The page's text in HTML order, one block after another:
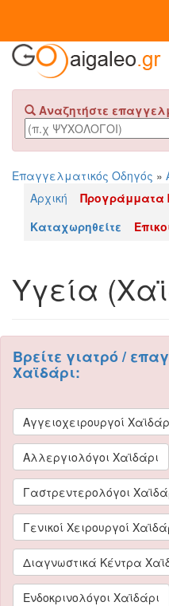
Αναζητήστε
Επαγγελματικός Οδηγός »
Αρχική
Προγράμματα
Καταχωρηθείτε
Υγεία
Βρείτε γιατρό /
Χαϊδάρι:
Αγγειοχειρουργοί
Αλλεργιολόγοι Χαϊδάρι
Γαστρεντερολόγοι
Γενικοί Χειρουργοί
Διαγνωστικά Κέντρα
Ενδοκρινολόγοι Χαϊδάρι